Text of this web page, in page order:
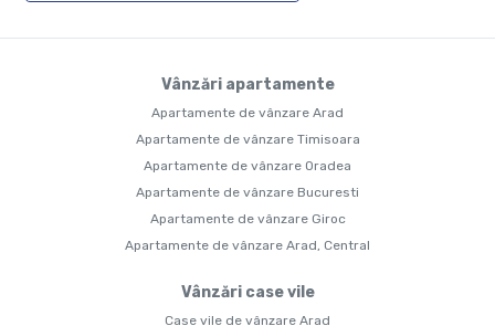
Vânzări apartamente
Apartamente de vânzare Arad
Apartamente de vânzare Timisoara
Apartamente de vânzare Oradea
Apartamente de vânzare Bucuresti
Apartamente de vânzare Giroc
Apartamente de vânzare Arad, Central
Vânzări case vile
Case vile de vânzare Arad